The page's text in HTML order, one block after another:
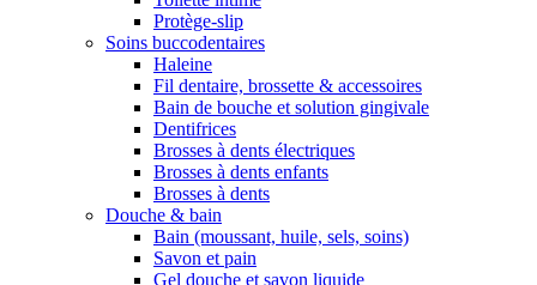
Protège-slip
Soins buccodentaires
Haleine
Fil dentaire, brossette & accessoires
Bain de bouche et solution gingivale
Dentifrices
Brosses à dents électriques
Brosses à dents enfants
Brosses à dents
Douche & bain
Bain (moussant, huile, sels, soins)
Savon et pain
Gel douche et savon liquide